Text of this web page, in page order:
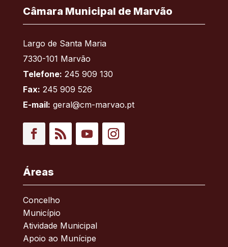
Câmara Municipal de Marvão
Largo de Santa Maria
7330-101 Marvão
Telefone: 245 909 130
Fax: 245 909 526
E-mail: geral@cm-marvao.pt
Áreas
Concelho
Município
Atividade Municipal
Apoio ao Munícipe